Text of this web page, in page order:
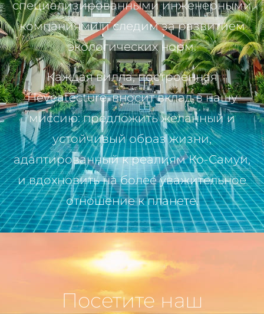
специализированными инженерными
компаниями и следим за развитием
экологических норм.
Каждая вилла, построенная
Heveatecture, вносит вклад в нашу
миссию: предложить желанный и
устойчивый образ жизни,
адаптированный к реалиям Ко-Самуи,
и вдохновить на более уважительное
отношение к планете.
Посетите наш